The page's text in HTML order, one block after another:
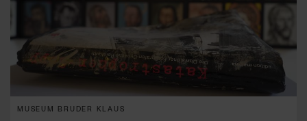
MUSEUM BRUDER KLAUS